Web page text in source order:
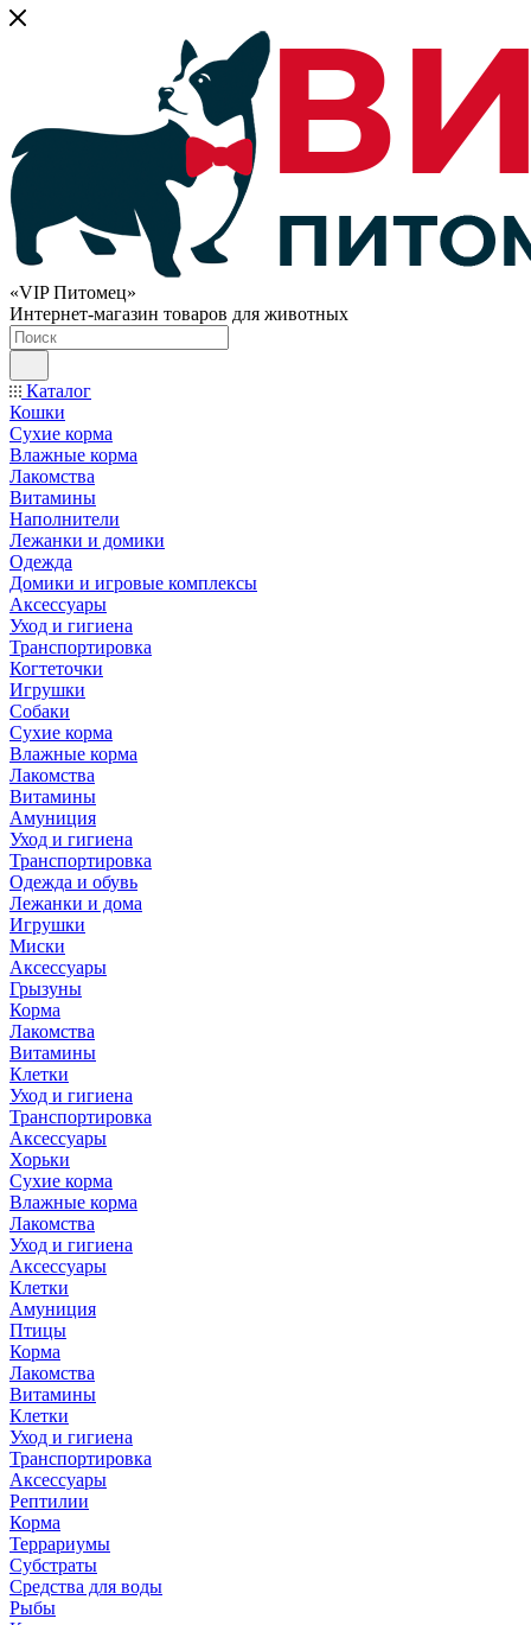
«VIP Питомец»
Интернет-магазин товаров для животных
Каталог
Кошки
Сухие корма
Влажные корма
Лакомства
Витамины
Наполнители
Лежанки и домики
Одежда
Домики и игровые комплексы
Аксессуары
Уход и гигиена
Транспортировка
Когтеточки
Игрушки
Собаки
Сухие корма
Влажные корма
Лакомства
Витамины
Амуниция
Уход и гигиена
Транспортировка
Одежда и обувь
Лежанки и дома
Игрушки
Миски
Аксессуары
Грызуны
Корма
Лакомства
Витамины
Клетки
Уход и гигиена
Транспортировка
Аксессуары
Хорьки
Сухие корма
Влажные корма
Лакомства
Уход и гигиена
Аксессуары
Клетки
Амуниция
Птицы
Корма
Лакомства
Витамины
Клетки
Уход и гигиена
Транспортировка
Аксессуары
Рептилии
Корма
Террариумы
Субстраты
Средства для воды
Рыбы